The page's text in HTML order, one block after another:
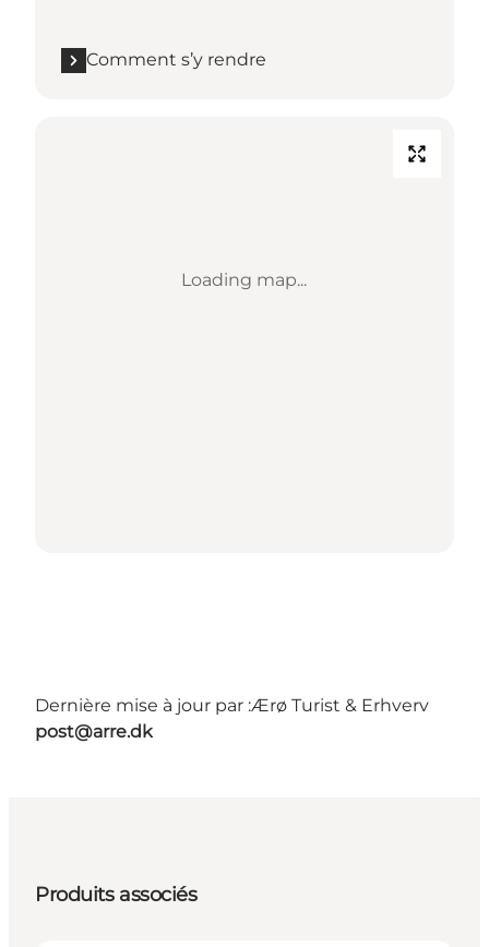
Comment s’y rendre
Loading map...
Dernière mise à jour par :Ærø Turist & Erhverv
post@arre.dk
Produits associés